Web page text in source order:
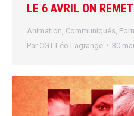
LE 6 AVRIL ON
Animation Communiqués
Par CGT Léo Lagrange 30